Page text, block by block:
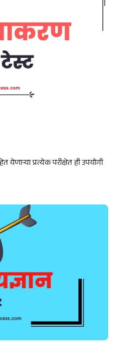
प्रत्येक परीक्षेत ही उपयोगी